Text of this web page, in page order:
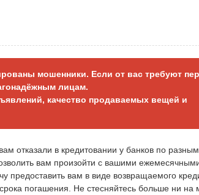
мошенники. Если от вас требуют
лицам.
качество продаваемых вещей и
отказали в кредитовании у банков по
вам произойти с вашими
вам в виде возвращаемого
погашения. Не стесняйтесь больше ни на